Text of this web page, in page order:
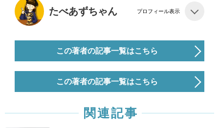
たべあずちゃん プロフィール表示
この著者の記事一覧はこちら
この著者の記事一覧はこちら
関連記事